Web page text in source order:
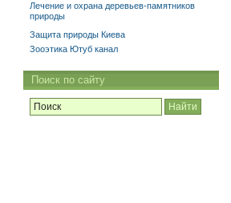
Лечение и охрана деревьев-памятников
природы
Защита природы Киева
Зооэтика Ютуб канал
Поиск по сайту